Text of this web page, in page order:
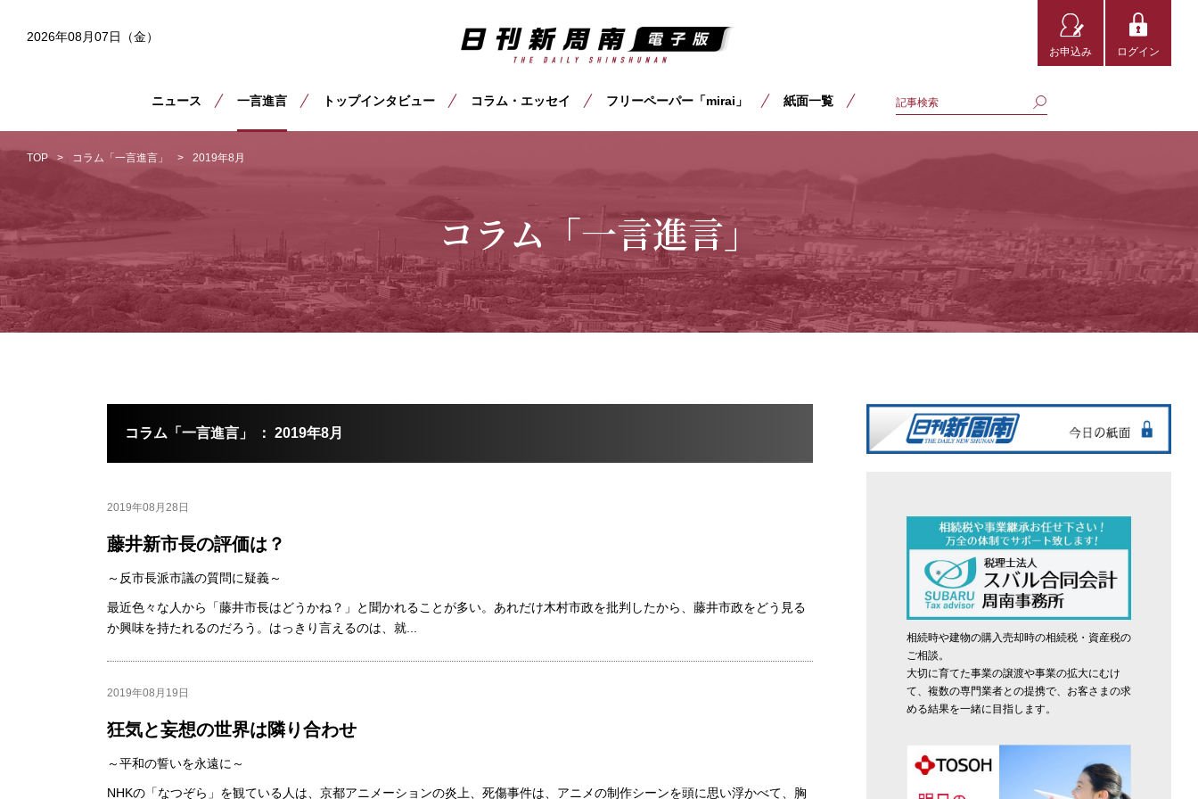
2026年08月07日（金）
お申込み ログイン
ニュース 一言進言 トップインタビュー コラム・エッセイ フリーペーパー「mirai」 紙面一覧
TOP コラム「一言進言」 2019年8月
コラム「一言進言」
コラム「一言進言」 ： 2019年8月
2019年08月28日
藤井新市長の評価は？
～反市長派市議の質問に疑義～
最近色々な人から「藤井市長はどうかね？」と聞かれることが多い。あれだけ木村市政を批判したから、藤井市政をどう見る
か興味を持たれるのだろう。はっきり言えるのは、就...
2019年08月19日
狂気と妄想の世界は隣り合わせ
～平和の誓いを永遠に～
NHKの「なつぞら」を観ている人は、京都アニメーションの炎上、死傷事件は、アニメの制作シーンを頭に思い浮かべて、胸
相続時や建物の購入売却時の相続税・資産税の
ご相談。
大切に育てた事業の譲渡や事業の拡大にむけ
て、複数の専門業者との提携で、お客さまの求
める結果を一緒に目指します。